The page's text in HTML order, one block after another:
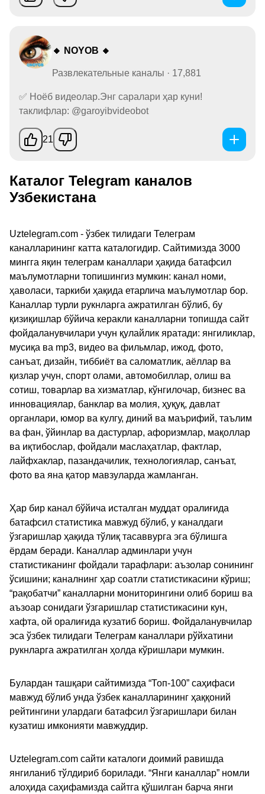
🔸 NOYOB 🔸
Развлекательные каналы · 17,881
✅ Ноёб видеолар.Энг саралари ҳар куни!
таклифлар: @garoyibvideobot
21
Каталог Telegram каналов
Узбекистана
Uztelegram.com - ўзбек тилидаги Телеграм
каналларининг катта каталогидир. Сайтимизда 3000
мингга яқин телеграм каналлари ҳақида батафсил
маълумотларни топишингиз мумкин: канал номи,
ҳаволаси, таркиби ҳақида етарлича маълумотлар бор.
Каналлар турли рукнларга ажратилган бўлиб, бу
қизиқишлар бўйича керакли каналларни топишда сайт
фойдаланувчилари учун қулайлик яратади: янгиликлар,
мусиқа ва mp3, видео ва фильмлар, ижод, фото,
санъат, дизайн, тиббиёт ва саломатлик, аёллар ва
қизлар учун, спорт олами, автомобиллар, олиш ва
сотиш, товарлар ва хизматлар, кўнгилочар, бизнес ва
инновациялар, банклар ва молия, ҳуқуқ, давлат
органлари, юмор ва кулгу, диний ва маърифий, таълим
ва фан, ўйинлар ва дастурлар, афоризмлар, мақоллар
ва иқтибослар, фойдали маслаҳатлар, фактлар,
лайфхаклар, пазандачилик, технологиялар, санъат,
фото ва яна қатор мавзуларда жамланган.
Ҳар бир канал бўйича исталган муддат оралиғида
батафсил статистика мавжуд бўлиб, у каналдаги
ўзгаришлар ҳақида тўлиқ тасаввурга эга бўлишга
ёрдам беради. Каналлар админлари учун
статистиканинг фойдали тарафлари: аъзолар сонининг
ўсишини; каналнинг ҳар соатли статистикасини кўриш;
“рақобатчи” каналларни мониторингини олиб бориш ва
аъзоар сонидаги ўзгаришлар статистикасини кун,
хафта, ой оралиғида кузатиб бориш. Фойдаланувчилар
эса ўзбек тилидаги Телеграм каналлари рўйхатини
рукнларга ажратилган ҳолда кўришлари мумкин.
Булардан ташқари сайтимизда “Топ-100” саҳифаси
мавжуд бўлиб унда ўзбек каналларининг ҳаққоний
рейтингини улардаги батафсил ўзгаришлари билан
кузатиш имконияти мавжуддир.
Uztelegram.com сайти каталоги доимий равишда
янгиланиб тўлдириб борилади. “Янги каналлар” номли
алоҳида саҳифамизда сайтга қўшилган барча янги